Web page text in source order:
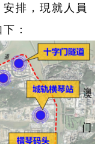
排，現就人員
：